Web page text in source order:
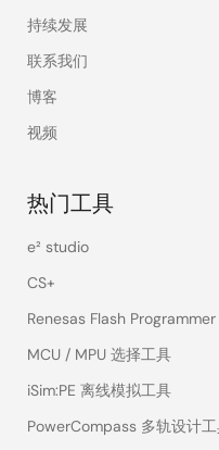
持续发展
联系我们
博客
视频
热门工具
e² studio
CS+
Renesas Flash Programmer
MCU / MPU 选择工具
iSim:PE 离线模拟工具
PowerCompass 多轨设计